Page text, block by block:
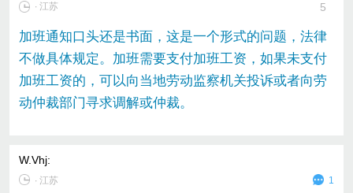
∙ 江苏 5
加班通知口头还是书面，这是一个形式的问题，法律
不做具体规定。加班需要支付加班工资，如果未支付
加班工资的，可以向当地劳动监察机关投诉或者向劳
动仲裁部门寻求调解或仲裁。
W.Vhj:
∙江苏 1